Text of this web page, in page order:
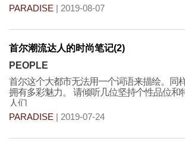
PARADISE | 2019-08-07
首尔潮流达人的时尚笔记(2)
PEOPLE
首尔这个大都市无法用一个词语来描绘。同
拥有多彩魅力。 请倾听几位坚持个性品位和
人们
PARADISE | 2019-07-24